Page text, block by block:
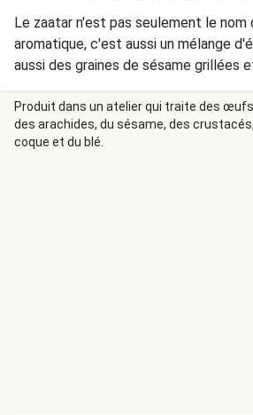
Le zaatar n'est pas seulement le nom
aromatique, c'est aussi un mélange
aussi des graines de sésame grillées
Produit dans un atelier qui traite des
des arachides, du sésame, des
coque et du blé.